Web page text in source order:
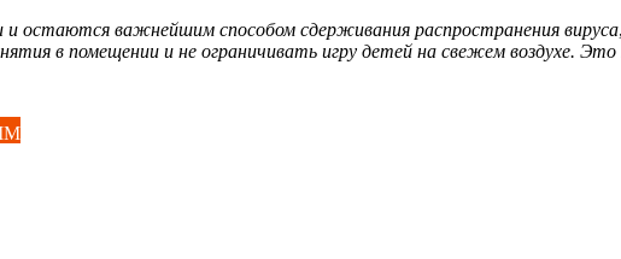
остаются важнейшим способом сдерживания распространения вируса
в помещении и не ограничивать игру детей на свежем воздухе.